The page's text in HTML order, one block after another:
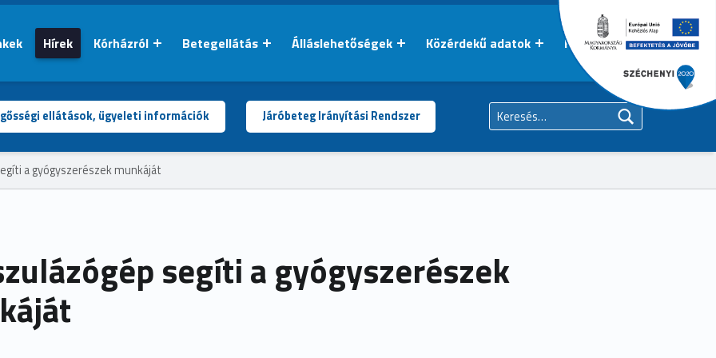
Hírek Kórházról Betegellátás Álláslehetőségek Közérdekű adatok Kapcsolat
ellátások, ügyeleti információk Járóbeteg Irányítási Rendszer
a gyógyszerészek munkáját
segíti a gyógyszerészek